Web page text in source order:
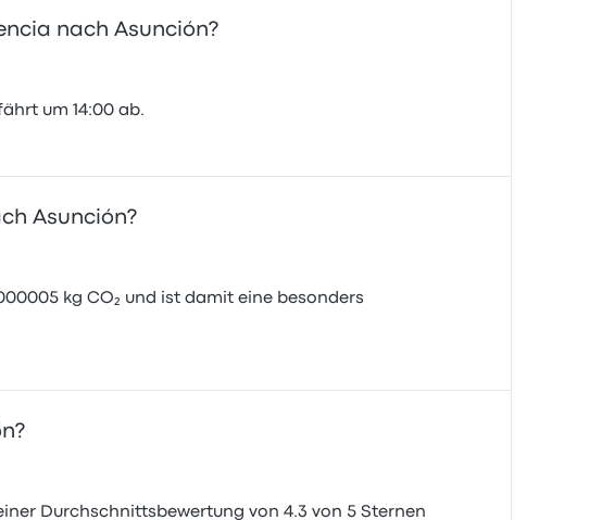
nach Asunción?
um 14:00 ab.
Asunción?
kg CO₂ und ist damit eine besonders
Durchschnittsbewertung von 4.3 von 5 Sternen